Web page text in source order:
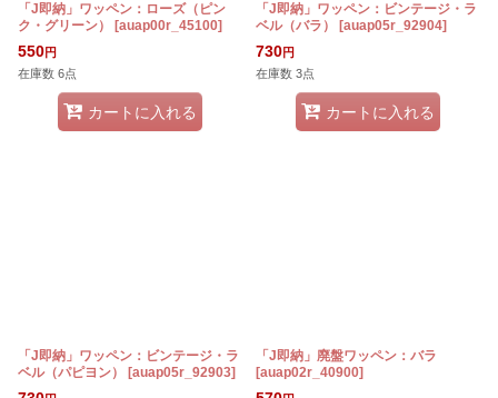
「J即納」ワッペン：ローズ（ピン
ク・グリーン）
[auap00r_45100]
550円
在庫数 6点
カートに入れる
「J即納」ワッペン：ビンテージ・ラ
ベル（バラ）
[auap05r_92904]
730円
在庫数 3点
カートに入れる
「J即納」ワッペン：ビンテージ・ラ
ベル（パピヨン）
[auap05r_92903]
「J即納」廃盤ワッペン：バラ
[auap02r_40900]